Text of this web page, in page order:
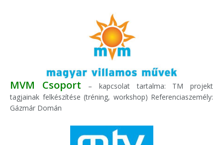
MVM Csoport
– kapcsolat tartalma: TM projekt
tagjainak felkészítése (tréning, workshop) Referenciaszemély:
Gázmár Domán